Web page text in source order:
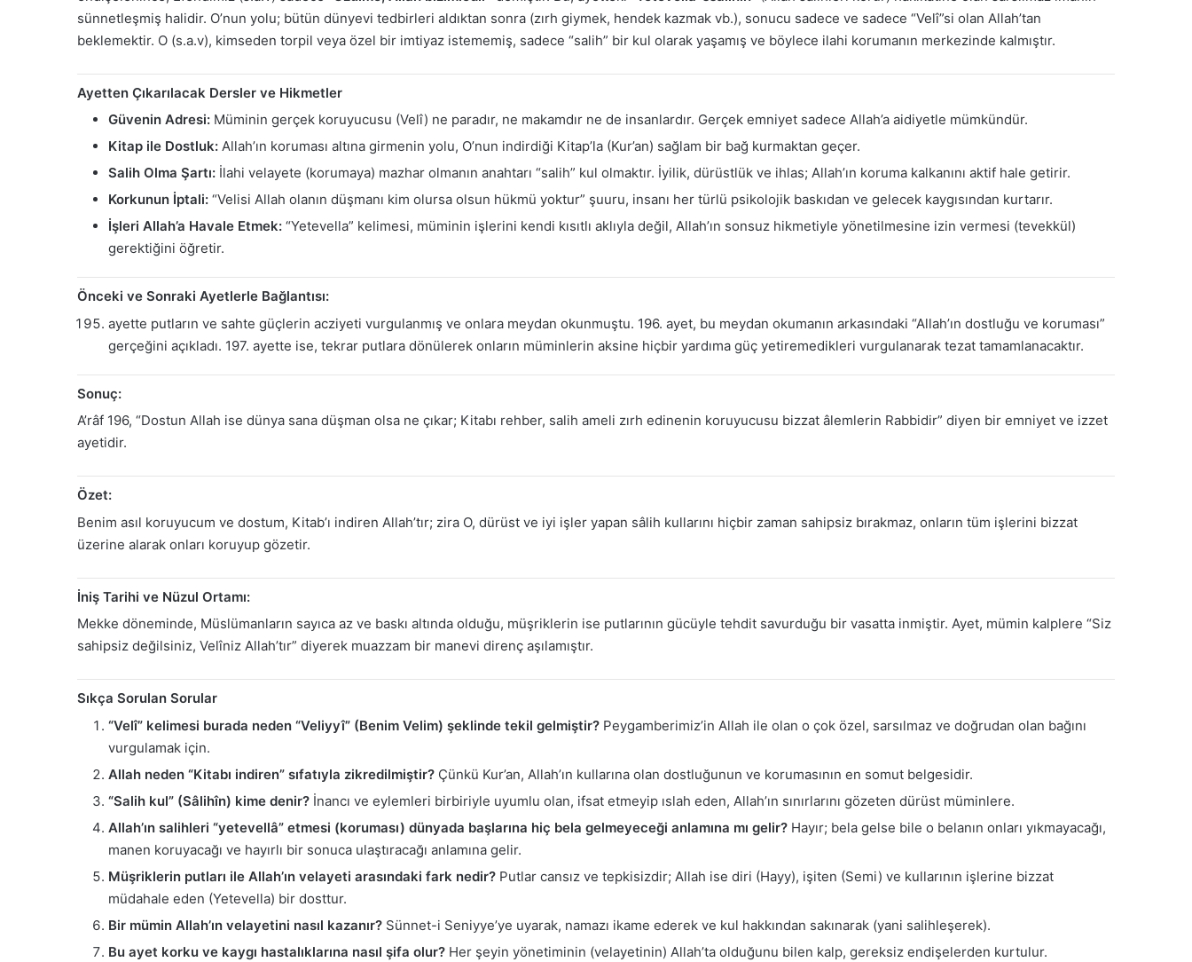
sünnetleşmiş halidir. O’nun yolu; bütün dünyevi tedbirleri aldıktan sonra (zırh giymek, hendek kazmak vb.), sonucu sadece ve sadece “Velî”si olan Allah’tan
beklemektir. O (s.a.v), kimseden torpil veya özel bir imtiyaz istememiş, sadece “salih” bir kul olarak yaşamış ve böylece ilahi korumanın merkezinde kalmıştır.
Ayetten Çıkarılacak Dersler ve Hikmetler
Güvenin Adresi: Müminin gerçek koruyucusu (Velî) ne paradır, ne makamdır ne de insanlardır. Gerçek emniyet sadece Allah’a aidiyetle mümkündür.
Kitap ile Dostluk: Allah’ın koruması altına girmenin yolu, O’nun indirdiği Kitap’la (Kur’an) sağlam bir bağ kurmaktan geçer.
Salih Olma Şartı: İlahi velayete (korumaya) mazhar olmanın anahtarı “salih” kul olmaktır. İyilik, dürüstlük ve ihlas; Allah’ın koruma kalkanını aktif hale getirir.
Korkunun İptali: “Velisi Allah olanın düşmanı kim olursa olsun hükmü yoktur” şuuru, insanı her türlü psikolojik baskıdan ve gelecek kaygısından kurtarır.
İşleri Allah’a Havale Etmek: “Yetevella” kelimesi, müminin işlerini kendi kısıtlı aklıyla değil, Allah’ın sonsuz hikmetiyle yönetilmesine izin vermesi (tevekkül)
gerektiğini öğretir.
Önceki ve Sonraki Ayetlerle Bağlantısı:
ayette putların ve sahte güçlerin acziyeti vurgulanmış ve onlara meydan okunmuştu. 196. ayet, bu meydan okumanın arkasındaki “Allah’ın dostluğu ve koruması”
gerçeğini açıkladı. 197. ayette ise, tekrar putlara dönülerek onların müminlerin aksine hiçbir yardıma güç yetiremedikleri vurgulanarak tezat tamamlanacaktır.
Sonuç:
A’râf 196, “Dostun Allah ise dünya sana düşman olsa ne çıkar; Kitabı rehber, salih ameli zırh edinenin koruyucusu bizzat âlemlerin Rabbidir” diyen bir emniyet ve izzet
ayetidir.
Özet:
Benim asıl koruyucum ve dostum, Kitab’ı indiren Allah’tır; zira O, dürüst ve iyi işler yapan sâlih kullarını hiçbir zaman sahipsiz bırakmaz, onların tüm işlerini bizzat
üzerine alarak onları koruyup gözetir.
İniş Tarihi ve Nüzul Ortamı:
Mekke döneminde, Müslümanların sayıca az ve baskı altında olduğu, müşriklerin ise putlarının gücüyle tehdit savurduğu bir vasatta inmiştir. Ayet, mümin kalplere “Siz
sahipsiz değilsiniz, Velîniz Allah’tır” diyerek muazzam bir manevi direnç aşılamıştır.
Sıkça Sorulan Sorular
“Velî” kelimesi burada neden “Veliyyî” (Benim Velim) şeklinde tekil gelmiştir? Peygamberimiz’in Allah ile olan o çok özel, sarsılmaz ve doğrudan olan bağını
vurgulamak için.
Allah neden “Kitabı indiren” sıfatıyla zikredilmiştir? Çünkü Kur’an, Allah’ın kullarına olan dostluğunun ve korumasının en somut belgesidir.
“Salih kul” (Sâlihîn) kime denir? İnancı ve eylemleri birbiriyle uyumlu olan, ifsat etmeyip ıslah eden, Allah’ın sınırlarını gözeten dürüst müminlere.
Allah’ın salihleri “yetevellâ” etmesi (koruması) dünyada başlarına hiç bela gelmeyeceği anlamına mı gelir? Hayır; bela gelse bile o belanın onları yıkmayacağı,
manen koruyacağı ve hayırlı bir sonuca ulaştıracağı anlamına gelir.
Müşriklerin putları ile Allah’ın velayeti arasındaki fark nedir? Putlar cansız ve tepkisizdir; Allah ise diri (Hayy), işiten (Semi) ve kullarının işlerine bizzat
müdahale eden (Yetevella) bir dosttur.
Bir mümin Allah’ın velayetini nasıl kazanır? Sünnet-i Seniyye’ye uyarak, namazı ikame ederek ve kul hakkından sakınarak (yani salihleşerek).
Bu ayet korku ve kaygı hastalıklarına nasıl şifa olur? Her şeyin yönetiminin (velayetinin) Allah’ta olduğunu bilen kalp, gereksiz endişelerden kurtulur.